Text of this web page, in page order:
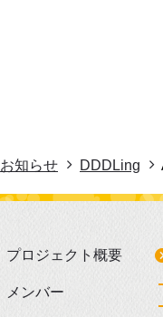
お知らせ DDDLing
プロジェクト概要
メンバー